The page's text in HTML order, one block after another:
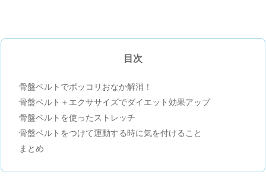
目次
骨盤ベルトでポッコリおなか解消！
骨盤ベルト＋エクササイズでダイエット効果アップ
骨盤ベルトを使ったストレッチ
骨盤ベルトをつけて運動する時に気を付けること
まとめ